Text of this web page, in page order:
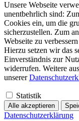
Unsere Webseite
unentbehrlich sind:
Cookies ein, um die
sicherzustellen. Zum
Webseite zu
Hierzu setzen wir das
Einverständnis zur
widerrufen. Weitere
unserer
Statistik
Alle akzeptieren
Datenschutzerklärung